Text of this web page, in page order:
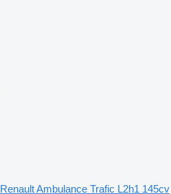
Renault Ambulance Trafic L2h1 145cv